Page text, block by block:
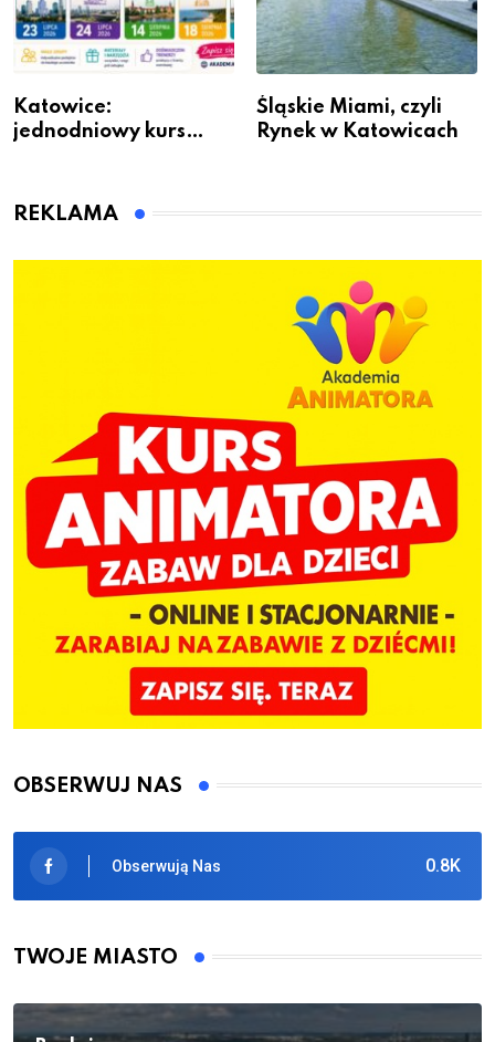
Katowice:
jednodniowy kurs
dzieci
Śląskie Miami, czyli
Rynek w Katowicach
REKLAMA
OBSERWUJ NAS
0.8K
Obserwują Nas
TWOJE MIASTO